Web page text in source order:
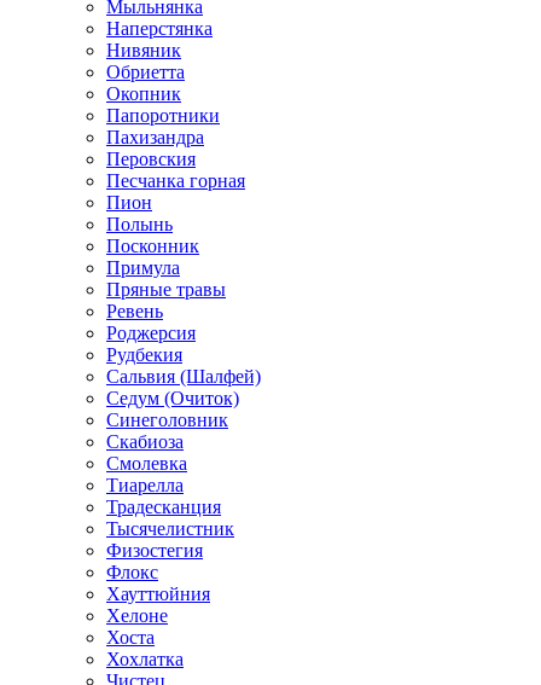
Мыльнянка
Наперстянка
Нивяник
Обриетта
Окопник
Папоротники
Пахизандра
Перовския
Песчанка горная
Пион
Полынь
Посконник
Примула
Пряные травы
Ревень
Роджерсия
Рудбекия
Сальвия (Шалфей)
Седум (Очиток)
Синеголовник
Скабиоза
Смолевка
Тиарелла
Традесканция
Тысячелистник
Физостегия
Флокс
Хауттюйния
Хелоне
Хоста
Хохлатка
Чистец